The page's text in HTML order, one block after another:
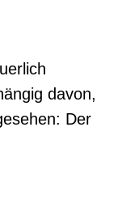
davon,
Der